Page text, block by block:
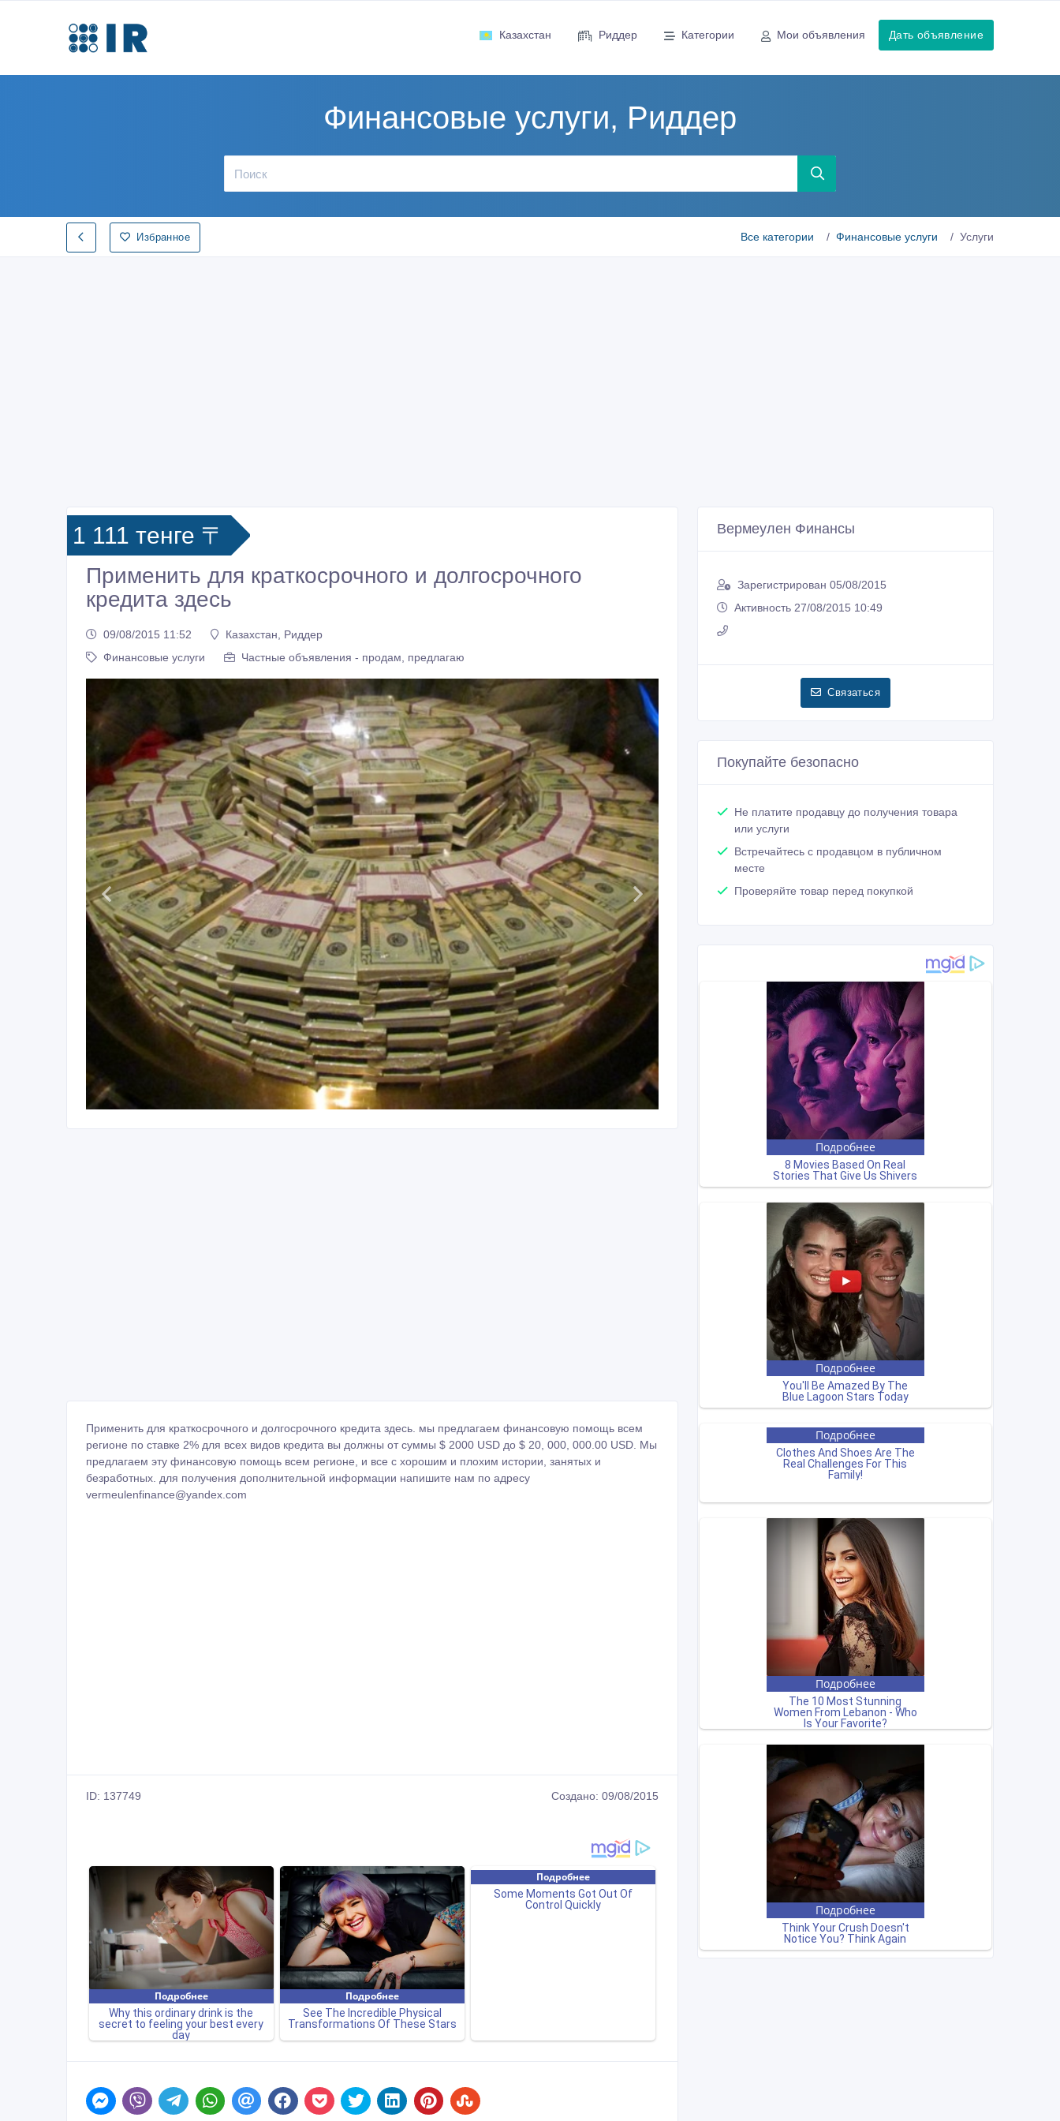
Казахстан Риддер Категории Мои объявления Дать объявление
Финансовые услуги, Риддер
Избранное Все категории Финансовые услуги Услуги
1 111 тенге 〒
Применить для краткосрочного и долгосрочного
кредита здесь
09/08/2015 11:52
Казахстан, Риддер
Финансовые услуги
Частные объявления - продам, предлагаю
Применить для краткосрочного и долгосрочного кредита здесь. мы предлагаем финансовую помощь всем
регионе по ставке 2% для всех видов кредита вы должны от суммы $ 2000 USD до $ 20, 000, 000.00 USD. Мы
предлагаем эту финансовую помощь всем регионе, и все с хорошим и плохим истории, занятых и
безработных. для получения дополнительной информации напишите нам по адресу
vermeulenfinance@yandex.com
ID: 137749 Создано: 09/08/2015
Вермеулен Финансы
Зарегистрирован 05/08/2015
Активность 27/08/2015 10:49
Связаться
Покупайте безопасно
Не платите продавцу до получения товара
или услуги
Встречайтесь с продавцом в публичном
месте
Проверяйте товар перед покупкой